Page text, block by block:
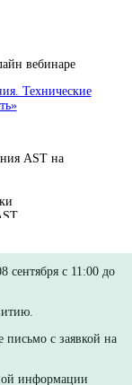
в онлайн
темы:
AST на
пайки
от AST
08 сентября с